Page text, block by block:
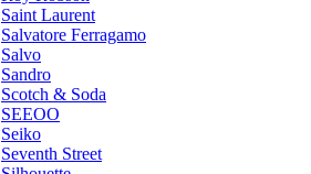
Saint Laurent
Salvatore Ferragamo
Salvo
Sandro
Scotch & Soda
SEEOO
Seiko
Seventh Street